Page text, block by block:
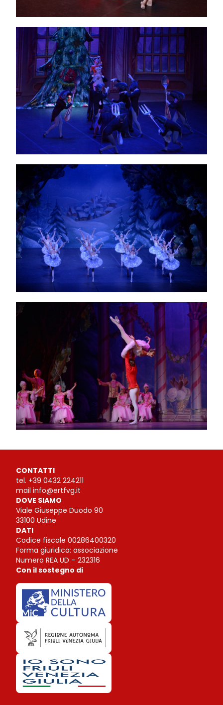
CONTATTI
tel. +39 0432 224211
mail info@ertfvg.it
DOVE SIAMO
Viale Giuseppe Duodo 90
33100 Udine
DATI
Codice fiscale 00286400320
Forma giuridica: associazione
Numero REA UD – 232316
Con il sostegno di